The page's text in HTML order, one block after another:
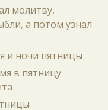
молитву,
а потом узнал
и ночи пятницы
в пятницу